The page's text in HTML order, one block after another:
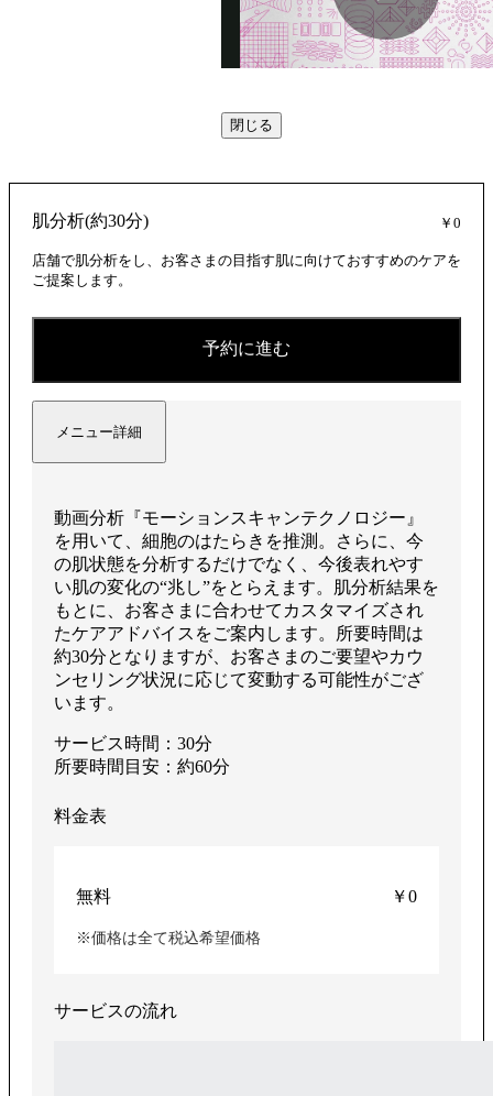
動
を
す
る
閉じる
肌分析(約30分) ￥0
店舗で肌分析をし、お客さまの目指す肌に向けておすすめのケアを
ご提案します。
予約に進む
メニュー詳細
動画分析『モーションスキャンテクノロジー』
を用いて、細胞のはたらきを推測。さらに、今
の肌状態を分析するだけでなく、今後表れやす
い肌の変化の“兆し”をとらえます。肌分析結果を
もとに、お客さまに合わせてカスタマイズされ
たケアアドバイスをご案内します。所要時間は
約30分となりますが、お客さまのご要望やカウ
ンセリング状況に応じて変動する可能性がござ
います。
サービス時間：30分
所要時間目安：約60分
料金表
無料 ￥0
※価格は全て税込希望価格
サービスの流れ